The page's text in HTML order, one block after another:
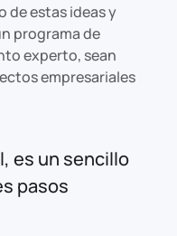
de estas ideas y
programa de
experto, sean
empresariales
es un sencillo
pasos